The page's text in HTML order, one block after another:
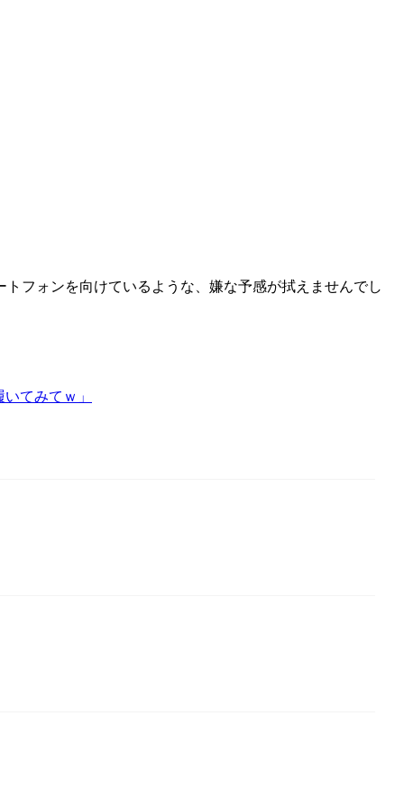
フォンを向けているような、嫌な予感が拭えませんでし
てみてｗ」